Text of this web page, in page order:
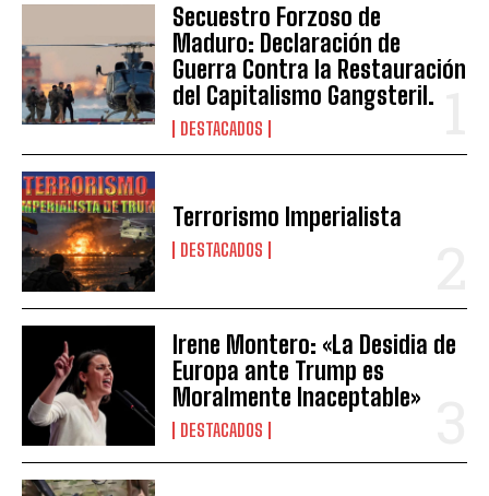
Secuestro Forzoso de
Maduro: Declaración de
Guerra Contra la Restauración
del Capitalismo Gangsteril.
DESTACADOS
Terrorismo Imperialista
DESTACADOS
Irene Montero: «La Desidia de
Europa ante Trump es
Moralmente Inaceptable»
DESTACADOS